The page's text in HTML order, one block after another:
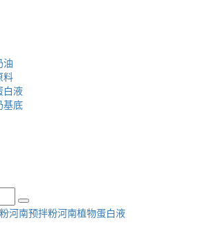
油
料
白液
基底
河南预拌粉河南植物蛋白液